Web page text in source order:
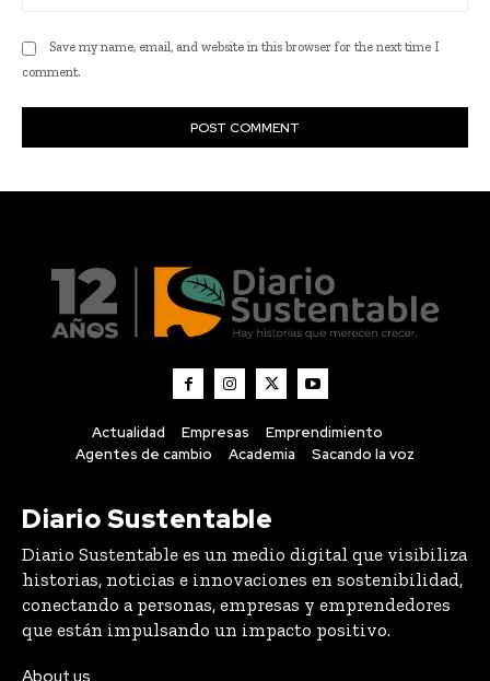
Actualidad Empresas
Emprendimiento
Agentes de cambio
Academia Sacando la voz
Diario Sustentable
Diario Sustentable es un medio digital que visibiliza
historias, noticias e innovaciones en sostenibilidad,
conectando a personas, empresas y emprendedores
que están impulsando un impacto positivo.